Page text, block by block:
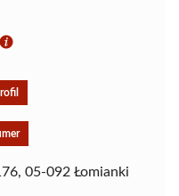
05-092 Łomianki